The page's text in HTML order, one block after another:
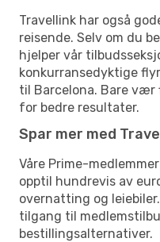
Travellink har også
reisende. Selv om du
hjelper vår
konkurransedyktige
til Barcelona. Bare vær
for bedre resultater.
Spar mer med
Våre Prime-
opptil hundrevis av
overnatting og
tilgang til
bestillingsalternativer.